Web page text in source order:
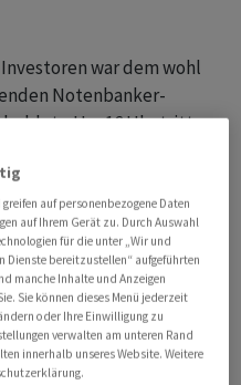
war dem wohl
Notenbanker-
«Um 16 Uhr tritt
vom Broker Robo
könnten den
allem wenn er sich dazu
im
ist oder ob es
der deutsche Ifo-
auf personenbezogene Daten
auf Ihrem Gerät zu. Durch Auswahl
für die unter „Wir und
Dienste bereitzustellen“ aufgeführten
manche Inhalte und Anzeigen
Sie können dieses Menü jederzeit
oder Ihre Einwilligung zu
verwalten am unteren Rand
innerhalb unseres Website. Weitere